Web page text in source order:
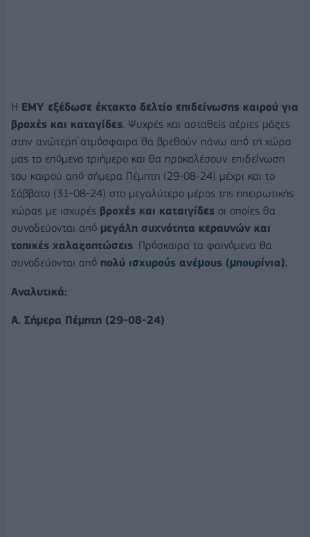
Η ΕΜΥ εξέδωσε έκτακτο δελτίο επιδείνωσης καιρού για
βροχές και καταγίδες. Ψυχρές και ασταθείς αέριες μάζες
στην ανώτερη ατμόσφαιρα θα βρεθούν πάνω από τη χώρα
μας το επόμενο τριήμερο και θα προκαλέσουν επιδείνωση
του καιρού από σήμερα Πέμπτη (29-08-24) μέχρι και το
Σάββατο (31-08-24) στο μεγαλύτερο μέρος της ηπειρωτικής
χώρας με ισχυρές βροχές και καταιγίδες οι οποίες θα
συνοδεύονται από μεγάλη συχνότητα κεραυνών και
τοπικές χαλαζοπτώσεις. Πρόσκαιρα τα φαινόμενα θα
συνοδεύονται από πολύ ισχυρούς ανέμους (μπουρίνια).
Αναλυτικά:
Α. Σήμερα Πέμπτη (29-08-24)